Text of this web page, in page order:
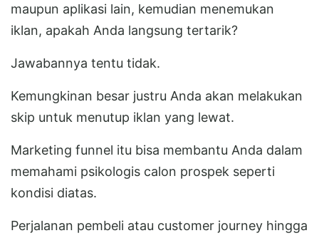
maupun aplikasi lain, kemudian menemukan
iklan, apakah Anda langsung tertarik?
Jawabannya tentu tidak.
Kemungkinan besar justru Anda akan melakukan
skip untuk menutup iklan yang lewat.
Marketing funnel itu bisa membantu Anda dalam
memahami psikologis calon prospek seperti
kondisi diatas.
Perjalanan pembeli atau customer journey hingga